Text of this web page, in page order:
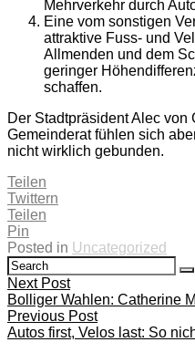
Mehrverkehr durch
Eine vom sonstigen
attraktive Fuss- und
Allmenden und dem
geringer
schaffen.
Der Stadtpräsident Alec von
Gemeinderat fühlen sich
nicht wirklich gebunden.
Teilen
Twittern
Teilen
Pin
Posted in Uncategorized
Search
for:
Beitragsnavigation
Next Post
Bolliger Wahlen: Catherine
Previous Post
Autos first, Velos last: So